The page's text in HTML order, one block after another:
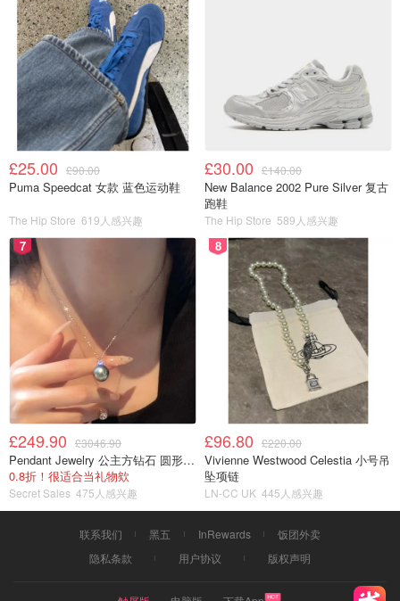
£25.00 £90.00
Puma Speedcat 女款 蓝色运动鞋
The Hip Store 619人感兴趣
£30.00 £140.00
New Balance 2002 Pure Silver 复古
跑鞋
The Hip Store 589人感兴趣
7
£249.90 £3046.90
Pendant Jewelry 公主方钻石 圆形大溪地珍珠吊坠 11-12mm
0.8折！很适合当礼物欸
Secret Sales 475人感兴趣
8
£96.80 £220.00
Vivienne Westwood Celestia 小号吊
坠项链
LN-CC UK 445人感兴趣
联系我们 黑五 InRewards
饭团外卖
隐私条款
用户协议 版权声明